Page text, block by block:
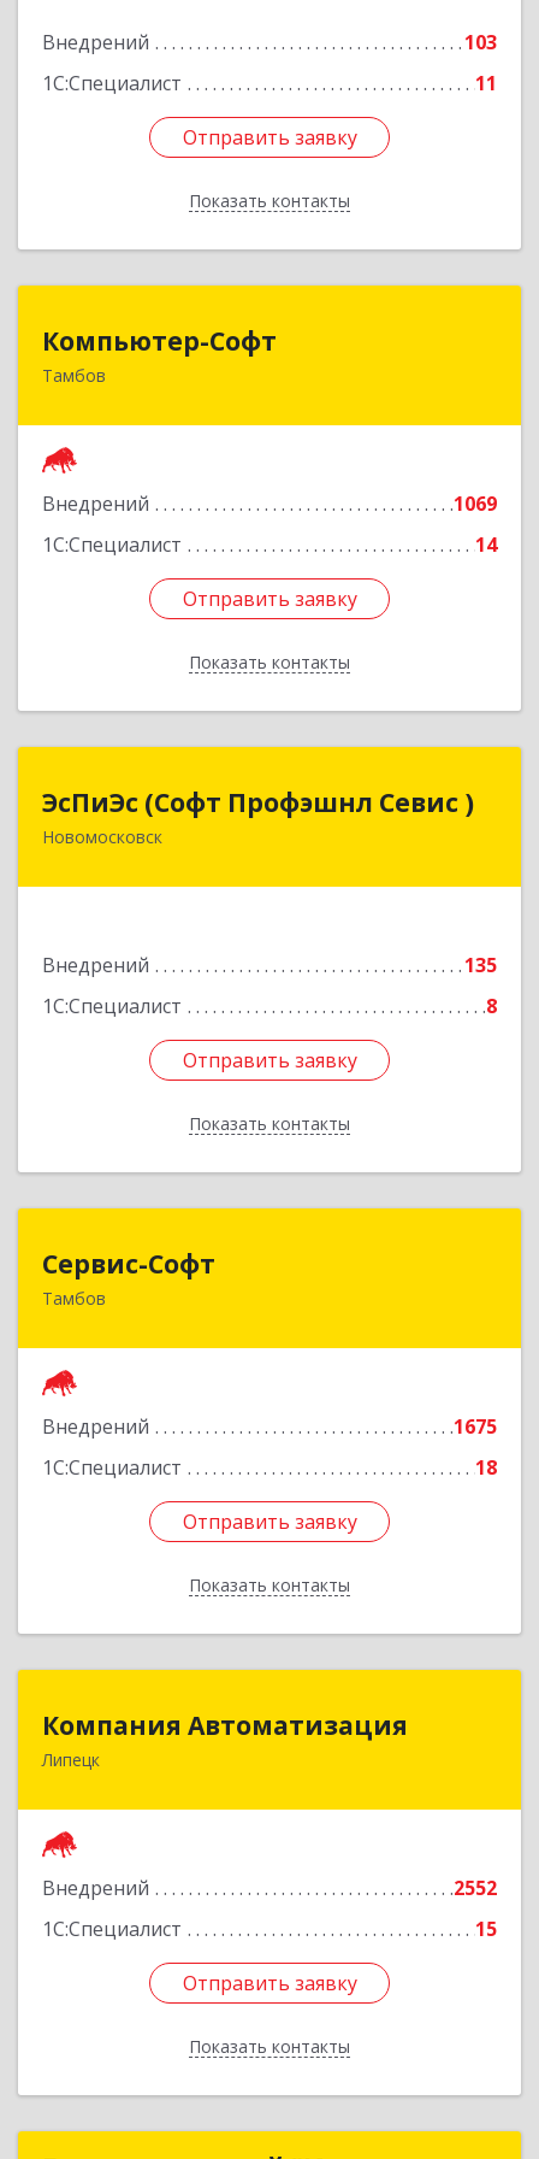
Внедрений
103
1С:Специалист
11
Отправить заявку
Показать контакты
Отправить заявку
Назад
Компьютер-Софт
Тамбов
Внедрений
1069
1С:Специалист
14
Отправить заявку
Показать контакты
392000, Тамбовская обл, Тамбов г, Советская
Отправить заявку
Назад
ЭсПиЭс (Софт Профэшнл Севис )
Новомосковск
Внедрений
135
1С:Специалист
8
Отправить заявку
Показать контакты
ЭсПиЭс (Софт Профэшнл Севис )
301659, Тульская обл, Новомосковский р-н,
Отправить заявку
Назад
Сервис-Софт
Тамбов
Внедрений
1675
1С:Специалист
18
Отправить заявку
Показать контакты
392030, Тамбовская обл, Тамбов г, Урожайная
Отправить заявку
Назад
Компания Автоматизация
Липецк
Внедрений
2552
1С:Специалист
15
Отправить заявку
Показать контакты
398001, Липецкая обл, Липецк г, Победы пл,
Отправить заявку
Назад